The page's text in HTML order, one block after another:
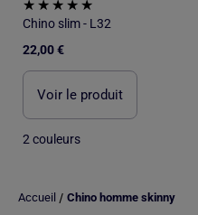
Chino slim - L32
22,00 €
Voir le produit
2 couleurs
Accueil / Chino homme skinny